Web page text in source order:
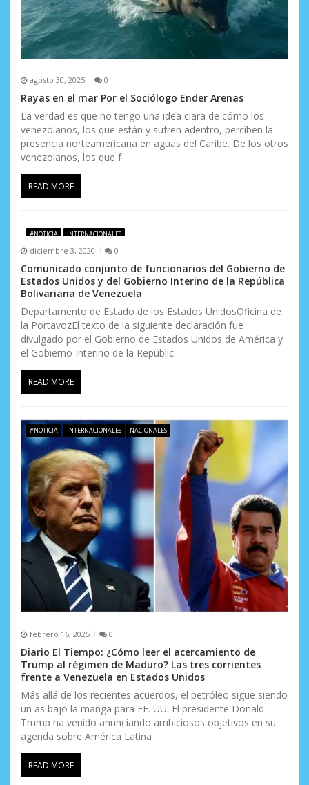
d
a
s
agosto 30, 2025 0
Rayas en el mar Por el Sociólogo Ender Arenas
La verdad es que no tengo una idea clara de cómo los
venezolanos, los que están y sufren adentro, perciben la
presencia norteamericana en aguas del Caribe. De los otros
venezolanos, los que f
READ MORE
#NOTICIA INTERNACIONALES
diciembre 3, 2020 0
Comunicado conjunto de funcionarios del Gobierno de
Estados Unidos y del Gobierno Interino de la República
Bolivariana de Venezuela
Departamento de Estado de los Estados UnidosOficina de
la PortavozEl texto de la siguiente declaración fue
divulgado por el Gobierno de Estados Unidos de América y
el Gobierno Interino de la Repúblic
READ MORE
#NOTICIA INTERNACIONALES NACIONALES
febrero 16, 2025 0
Diario El Tiempo: ¿Cómo leer el acercamiento de
Trump al régimen de Maduro? Las tres corrientes
frente a Venezuela en Estados Unidos
Más allá de los recientes acuerdos, el petróleo sigue siendo
un as bajo la manga para EE. UU. El presidente Donald
Trump ha venido anunciando ambiciosos objetivos en su
agenda sobre América Latina
READ MORE